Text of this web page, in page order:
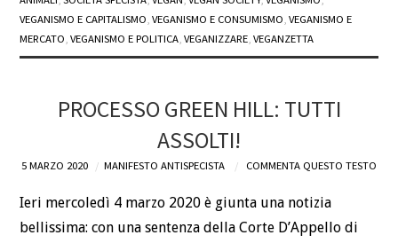
VEGANISMO E CAPITALISMO ,VEGANISMO E CONSUMISMO ,VEGANISMO E
MERCATO ,VEGANISMO E POLITICA ,VEGANIZZARE ,VEGANZETTA
PROCESSO GREEN HILL: TUTTI
ASSOLTI!
5 MARZO 2020 MANIFESTO ANTISPECISTA COMMENTA QUESTO TESTO
Ieri mercoledì 4 marzo 2020 è giunta una notizia
bellissima: con una sentenza della Corte D’Appello di